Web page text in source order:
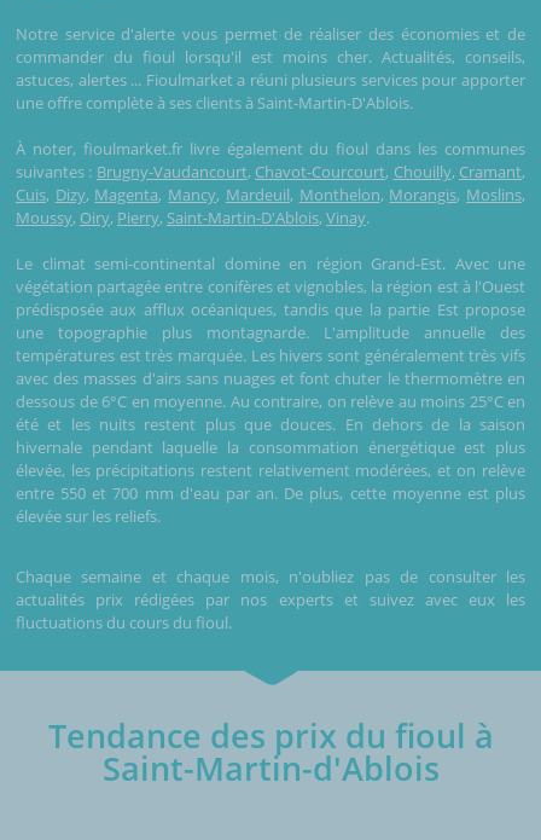
Notre service d'alerte vous permet de réaliser des économies et de
commander du fioul lorsqu'il est moins cher. Actualités, conseils,
astuces, alertes ... Fioulmarket a réuni plusieurs services pour apporter
une offre complète à ses clients à Saint-Martin-D'Ablois.
À noter, fioulmarket.fr livre également du fioul dans les communes
suivantes : Brugny-Vaudancourt, Chavot-Courcourt, Chouilly, Cramant,
Cuis, Dizy, Magenta, Mancy, Mardeuil, Monthelon, Morangis, Moslins,
Moussy, Oiry, Pierry, Saint-Martin-D'Ablois, Vinay.
Le climat semi-continental domine en région Grand-Est. Avec une
végétation partagée entre conifères et vignobles, la région est à l'Ouest
prédisposée aux afflux océaniques, tandis que la partie Est propose
une topographie plus montagnarde. L'amplitude annuelle des
températures est très marquée. Les hivers sont généralement très vifs
avec des masses d'airs sans nuages et font chuter le thermomètre en
dessous de 6°C en moyenne. Au contraire, on relève au moins 25°C en
été et les nuits restent plus que douces. En dehors de la saison
hivernale pendant laquelle la consommation énergétique est plus
élevée, les précipitations restent relativement modérées, et on relève
entre 550 et 700 mm d'eau par an. De plus, cette moyenne est plus
élevée sur les reliefs.
Chaque semaine et chaque mois, n'oubliez pas de consulter les
actualités prix rédigées par nos experts et suivez avec eux les
fluctuations du cours du fioul.
Tendance des prix du fioul à
Saint-Martin-d'Ablois